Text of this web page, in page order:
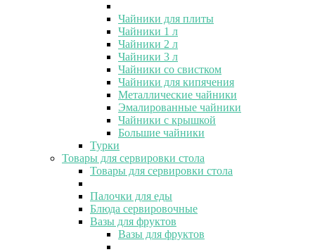
Чайники для плиты
Чайники 1 л
Чайники 2 л
Чайники 3 л
Чайники со свистком
Чайники для кипячения
Металлические чайники
Эмалированные чайники
Чайники с крышкой
Большие чайники
Турки
Товары для сервировки стола
Товары для сервировки стола
Палочки для еды
Блюда сервировочные
Вазы для фруктов
Вазы для фруктов